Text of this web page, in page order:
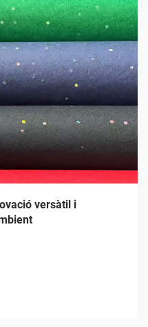
versàtil i